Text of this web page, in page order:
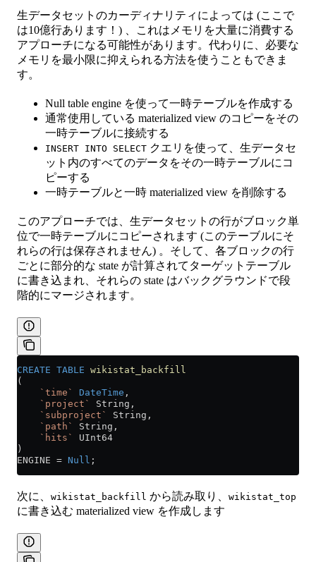
生データセットのカーディナリティによっては (ここで
は10億行あります！) 、これはメモリを大量に消費する
アプローチになる可能性があります。代わりに、必要な
メモリを最小限に抑えられる方法を使うこともできま
す。
Null table engine を使って一時テーブルを作成する
通常使用している materialized view のコピーをその
一時テーブルに接続する
INSERT INTO SELECT クエリを使って、生データセ
ット内のすべてのデータをその一時テーブルにコ
ピーする
一時テーブルと一時 materialized view を削除する
このアプローチでは、生データセットの行がブロック単
位で一時テーブルにコピーされます (このテーブルにそ
れらの行は保存されません) 。そして、各ブロックの行
ごとに部分的な state が計算されてターゲットテーブル
に書き込まれ、それらの state はバックグラウンドで段
階的にマージされます。
CREATE TABLE wikistat_backfill
(
    `time`
DateTime ,
    `project`
String,
    `subproject`
String,
    `path`
String,
    `hits`
UInt64
)
ENGINE = Null ;
次に、 wikistat_backfill から読み取り、 wikistat_top
に書き込む materialized view を作成します